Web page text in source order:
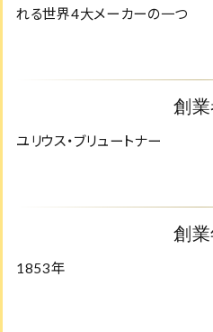
れる世界4大メーカーの一つ
創
ユリウス・ブリュートナー
創
1853年